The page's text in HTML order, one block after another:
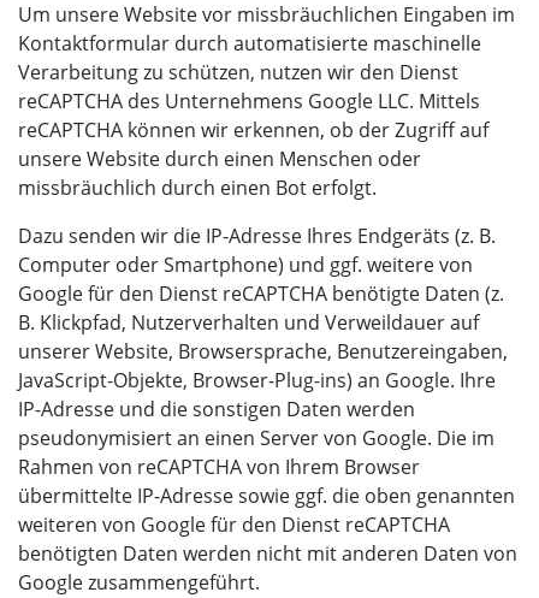
Um unsere Website vor missbräuchlichen Eingaben im
Kontaktformular durch automatisierte maschinelle
Verarbeitung zu schützen, nutzen wir den Dienst
reCAPTCHA des Unternehmens Google LLC. Mittels
reCAPTCHA können wir erkennen, ob der Zugriff auf
unsere Website durch einen Menschen oder
missbräuchlich durch einen Bot erfolgt.
Dazu senden wir die IP-Adresse Ihres Endgeräts (z. B.
Computer oder Smartphone) und ggf. weitere von
Google für den Dienst reCAPTCHA benötigte Daten (z.
B. Klickpfad, Nutzerverhalten und Verweildauer auf
unserer Website, Browsersprache, Benutzereingaben,
JavaScript-Objekte, Browser-Plug-ins) an Google. Ihre
IP-Adresse und die sonstigen Daten werden
pseudonymisiert an einen Server von Google. Die im
Rahmen von reCAPTCHA von Ihrem Browser
übermittelte IP-Adresse sowie ggf. die oben genannten
weiteren von Google für den Dienst reCAPTCHA
benötigten Daten werden nicht mit anderen Daten von
Google zusammengeführt.